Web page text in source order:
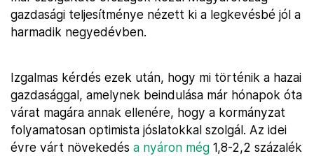
gazdasági teljesítménye nézett ki a legkevésbé jól a
harmadik negyedévben.
Izgalmas kérdés ezek után, hogy mi történik a hazai
gazdasággal, amelynek beindulása már hónapok óta
várat magára annak ellenére, hogy a kormányzat
folyamatosan optimista jóslatokkal szolgál. Az idei
évre várt növekedés a nyáron még 1,8-2,2 százalék